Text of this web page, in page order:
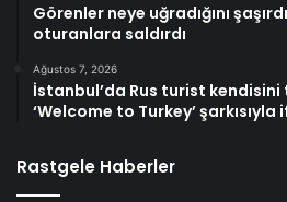
Görenler neye uğradığını
oturanlara saldırdı
Ağustos 7, 2026
İstanbul’da Rus turist kendisini
‘Welcome to Turkey’
Rastgele Haberler